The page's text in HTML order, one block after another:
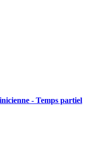
- Temps partiel